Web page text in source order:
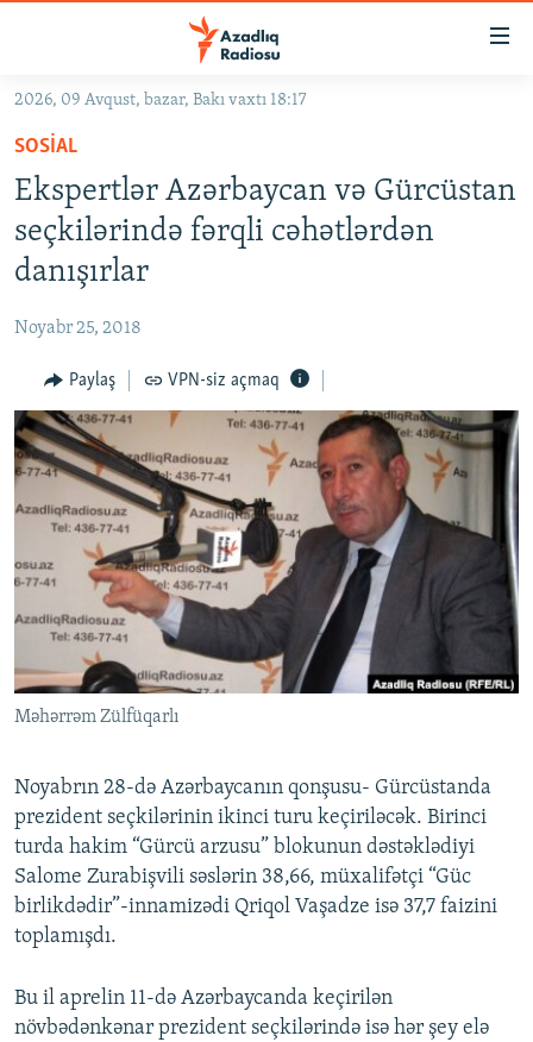
Əsas
qayıt
Əsas
naviqasiyaya
qayıt
Axtarışa
GÜNDƏM
#İZAHLA
KORRUPSIOMETR
#ƏSLINDƏ
QANUNI DOĞRU
ARAŞDIRMA
MULTIMEDIA
VIDEO
FOTOQALEREYA
İNFOQRAFIKA
KARIKATURA
RADIO ARXIV
OXU ZALI
AZƏRBAYCAN ƏDƏBIYYATI KITABXANASI
İSLAM VƏ DEMOKRATIYA
İZ - MƏDƏNIYYƏT PROQRAMI
HAQQIMIZDA
MISSIYAMIZ
PEŞƏ ETIKASI VƏ JURNALISTIKA STANDARTLARIMIZ
MATERIALLARIMIZDAN ISTIFADƏ
AZADLIQRADIOSU MOBIL TELEFONUNUZDA
BIZIMLƏ ƏLAQƏ
BIZI IZLƏ
RFE/RL-in bütün saytları
2026, 09 Avqust, bazar, Bakı vaxtı 18:17
SOSIAL
Ekspertlər Azərbaycan və Gürcüstan
seçkilərində fərqli cəhətlərdən
danışırlar
Noyabr 25, 2018
Paylaş VPN-siz açmaq
Məhərrəm Zülfüqarlı
Noyabrın 28-də Azərbaycanın qonşusu- Gürcüstanda
prezident seçkilərinin ikinci turu keçiriləcək. Birinci
turda hakim “Gürcü arzusu” blokunun dəstəklədiyi
Salome Zurabişvili səslərin 38,66, müxalifətçi “Güc
birlikdədir”-innamizədi Qriqol Vaşadze isə 37,7 faizini
toplamışdı.
Bu il aprelin 11-də Azərbaycanda keçirilən
növbədənkənar prezident seçkilərində isə hər şey elə